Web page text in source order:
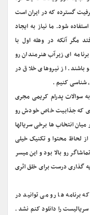
گسترده که در ایران است
شود. ما نیاز به ایجاد
مگر آنکه در وهله اول با
ای زیرآب هنرمندان رو
باشند. از نیروهای خلاق در
شناسی کنیم .
سوالات پدرام کریمی مجری
که جذابیت خاص خودش رو
انتخاب ها برخی سریالها
لحاظ محتوا و تکنیک خیلی
رو بالا بود و این میسر
گذاری درست برای خلق اثری
برنامه ها رو می توانید در
را دانلود کنم نشد .